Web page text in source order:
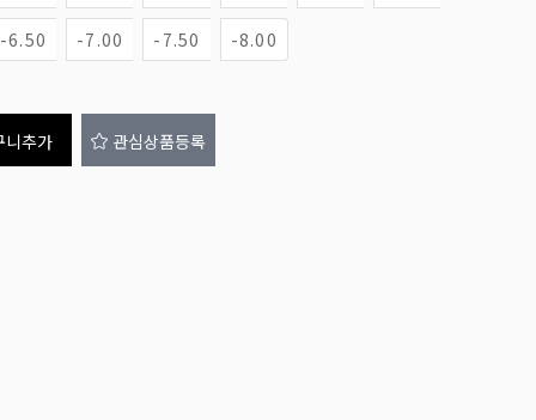
-6.50 -7.00 -7.50 -8.00
니추가 관심상품등록